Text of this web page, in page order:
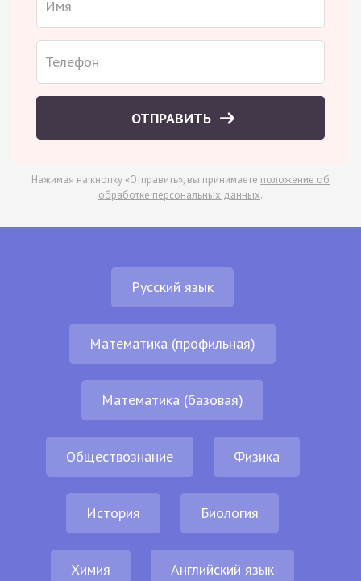
ОТПРАВИТЬ
Нажимая на кнопку «Отправить», вы принимаете положение об
обработке персональных данных.
Русский язык
Математика (профильная)
Математика (базовая)
Обществознание Физика
История Биология
Химия Английский язык